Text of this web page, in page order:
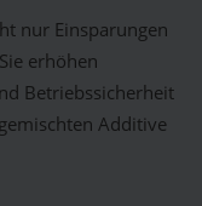
nur Einsparungen
erhöhen
Betriebssicherheit
Additive